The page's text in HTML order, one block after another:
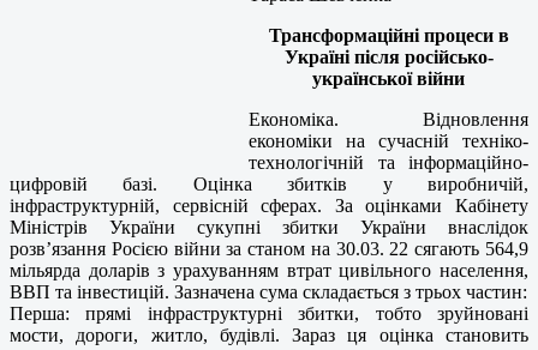
Трансформаційні процеси в
Україні після російсько-
української війни
Економіка. Відновлення
економіки на сучасній техніко-
технологічній та інформаційно-
цифровій базі. Оцінка збитків у виробничій,
інфраструктурній, сервісній сферах. За оцінками Кабінету
Міністрів України сукупні збитки України внаслідок
розв’язання Росією війни за станом на 30.03. 22 сягають 564,9
мільярда доларів з урахуванням втрат цивільного населення,
ВВП та інвестицій. Зазначена сума складається з трьох частин:
Перша: прямі інфраструктурні збитки, тобто зруйновані
мости, дороги, житло, будівлі. Зараз ця оцінка становить